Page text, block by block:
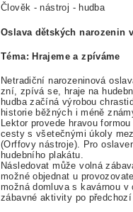
Člověk - nástroj - hudba
Oslava dětských narozenin
Téma:Hrajeme a zpíváme
Netradiční narozeninová
zní, zpívá se, hraje na
hudba začíná výrobou
historie běžných i méně
Lektor provede hravou
cesty s všetečnými úkoly
(Orffovy nástroje). Pro
hudebního plakátu.
Následovat může volná
možné objednat u
možná domluva s kavárnou
zábavné aktivity po